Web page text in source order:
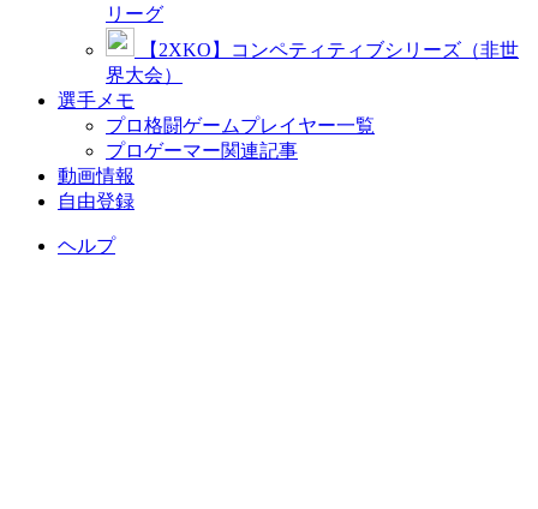
リーグ
【2XKO】コンペティティブシリーズ（非世
界大会）
選手メモ
プロ格闘ゲームプレイヤー一覧
プロゲーマー関連記事
動画情報
自由登録
ヘルプ